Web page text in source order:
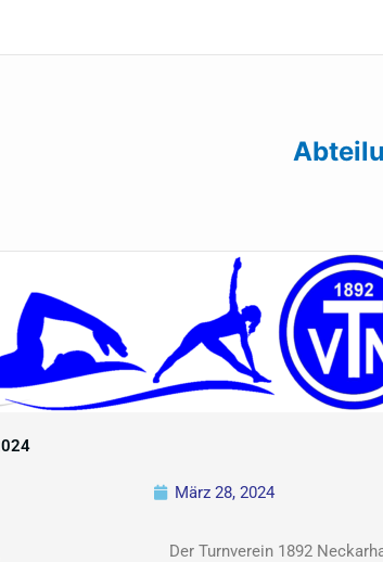
März 28, 2024
Der Turnverein 1892